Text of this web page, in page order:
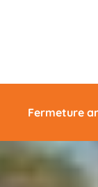
Fermeture